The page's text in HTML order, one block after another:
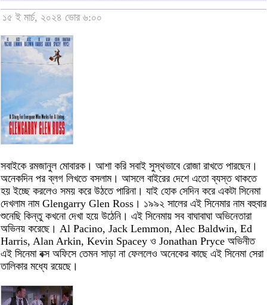
১৫ ই মার্চ, ২০২৪ ভোর ৬:০০
সবাইকে রমজানুল মোবারক। আশা করি সবাই সুস্থভাবে রোজা রাখতে পারছেন।
অনেকদিন পর ব্লগ লিখতে বসলাম। আসলে বাইরের দেশে এতো ব্যস্ত থাকতে
হয় ইচ্ছে করলেও সময় করে উঠতে পারিনা। যাই হোক সেদিন করে একটা সিনেমা
দেখলাম নাম Glengarry Glen Ross। ১৯৯২ সালের এই সিনেমার নাম বহুবার
শুনেছি কিন্তু কখনো দেখা হয়ে উঠেনি। এই সিনেমায় সব বাঘাবাঘা অভিনেতারা
অভিনয় করেছে। Al Pacino, Jack Lemmon, Alec Baldwin, Ed
Harris, Alan Arkin, Kevin Spacey ও Jonathan Pryce অভিনীত
এই সিনেমা বক্স অফিসে তেমন সাড়া না ফেললেও অনেকের কাছে এই সিনেমা সেরা
তালিকার মধ্যে রয়েছে।